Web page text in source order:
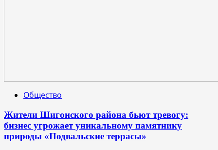
Общество
Жители Шигонского района бьют тревогу:
бизнес угрожает уникальному памятнику
природы «Подвальские террасы»